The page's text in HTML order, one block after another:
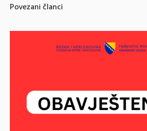
Povezani članci